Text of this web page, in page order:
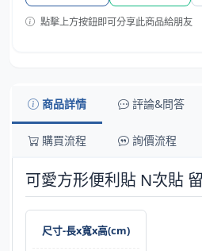
點擊上方按鈕即可分享此商品給朋友
商品詳情 評論&問答
購買流程 詢價流程
可愛方形便利貼 N次貼
尺寸-長x寬x高(cm)